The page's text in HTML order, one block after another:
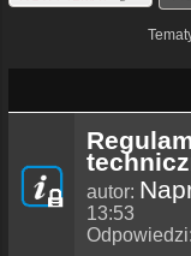
autor:
13:53
Odpowiedzi: